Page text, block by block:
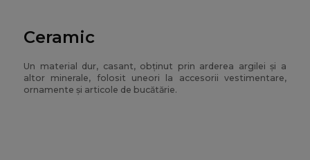
Ceramic
Un material dur, casant, obținut prin arderea argilei și a
altor minerale, folosit uneori la accesorii vestimentare,
ornamente și articole de bucătărie.